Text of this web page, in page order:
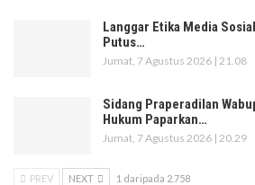
Langgar Etika Media
Putus…
Jumat, 7 Agustus 2026 | 21.08
Sidang Praperadilan
Hukum Paparkan…
Jumat, 7 Agustus 2026 | 20.29
PREV NEXT 1 daripada 2.758